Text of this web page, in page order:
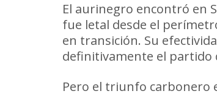
El aurinegro encontró en
fue letal desde el
en transición. Su
definitivamente el partido
Pero el triunfo carbonero